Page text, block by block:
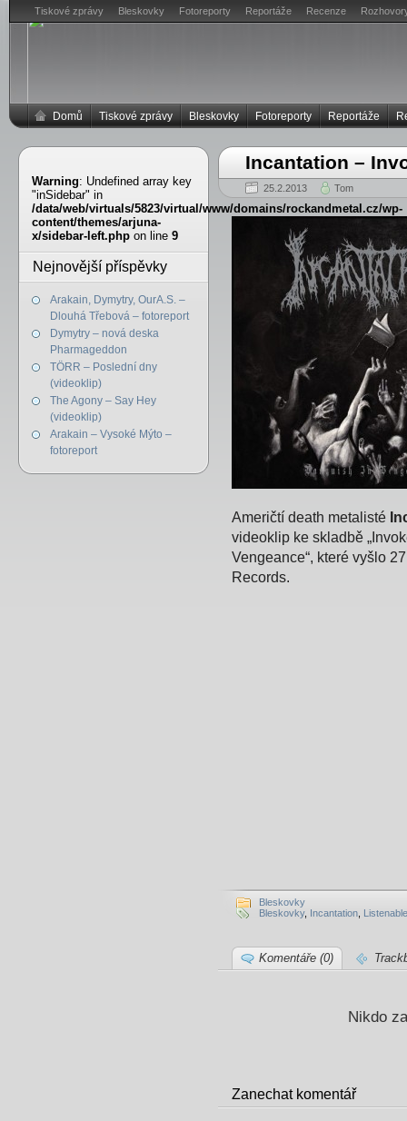
Tiskové zprávy Bleskovky Fotoreporty Reportáže Recenze
Domů Tiskové zprávy Bleskovky Fotoreporty Reportáže
Warning: Undefined array key
"inSidebar" in
/data/web/virtuals/5823/virtual/www/domains/rockandmetal.cz/wp-
content/themes/arjuna-
x/sidebar-left.php on line 9
Nejnovější příspěvky
Arakain, Dymytry, OurA.S. –
Dlouhá Třebová – fotoreport
Dymytry – nová deska
Pharmageddon
TÖRR – Poslední dny
(videoklip)
The Agony – Say Hey
(videoklip)
Arakain – Vysoké Mýto –
fotoreport
Incantation –
25.2.2013 Tom
Američtí death metalisté
videoklip ke skladbě
Vengeance“, které vyšlo
Records.
Bleskovky
Bleskovky, Incantation
Komentáře (0)
Nikdo
Zanechat komentář